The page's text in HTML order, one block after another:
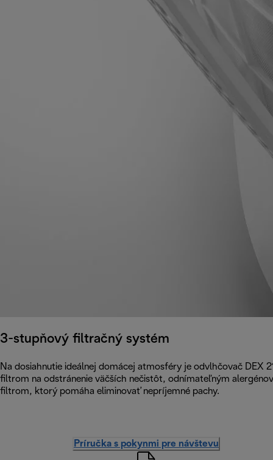
3-stupňový filtračný systém
Na dosiahnutie ideálnej domácej atmosféry je odvlhčovač
filtrom na odstránenie väčších nečistôt, odnímateľným
filtrom, ktorý pomáha eliminovať nepríjemné pachy.
Príručka s pokynmi pre návštevu